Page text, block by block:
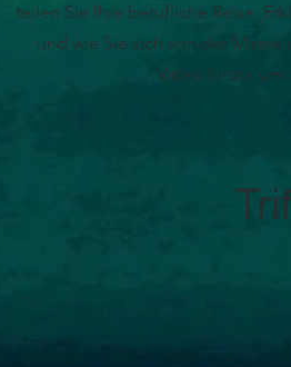
teilen Sie Ihre berufliche Reise.
und wie Sie sich von der
Video hinzu, um